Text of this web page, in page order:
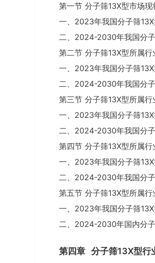
第一节 分子筛13X型市场现
一、2023年我国分子筛
二、2024-2030年我国分
第二节 分子筛13X型所属行
一、2023年我国分子筛
二、2024-2030年我国分
第三节 分子筛13X型所属
一、2023年我国分子筛
二、2024-2030年我国分
第四节 分子筛13X型所属行
一、2023年我国分子筛13X
二、2024-2030年我国分
第五节 分子筛13X型所属
一、2023年我国分子筛13X
二、2024-2030年国内分
第四章 分子筛13X型行